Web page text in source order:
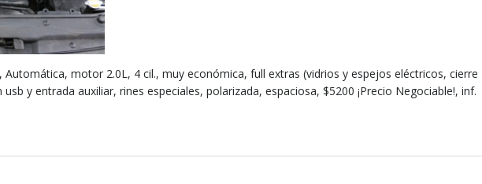
Automática, motor 2.0L, 4 cil., muy económica, full extras (vidrios y espejos eléctricos, cierre
y entrada auxiliar, rines especiales, polarizada, espaciosa, $5200 ¡Precio Negociable!, inf.